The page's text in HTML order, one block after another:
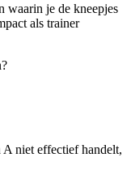
waarin je de kneepjes
als trainer
niet effectief handelt,